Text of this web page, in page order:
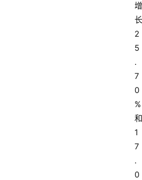
增
长
2
5
.
7
0
%
和
1
7
.
0